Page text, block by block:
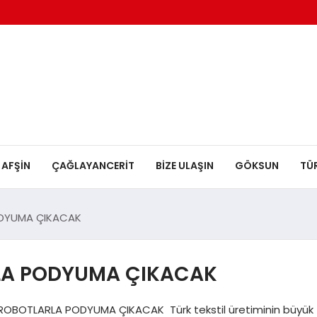
AFŞİN ÇAĞLAYANCERİT BİZE ULAŞIN GÖKSUN
ÇIKACAK
PODYUMA ÇIKACAK
ROBOTLARLA PODYUMA ÇIKACAK Türk tekstil üretiminin büyük